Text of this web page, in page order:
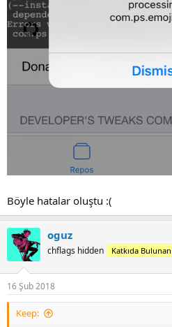
Böyle hatalar oluştu :(
oguz
chflags hidden Katkıda Bulunan
16 Şub 2018
Keep: